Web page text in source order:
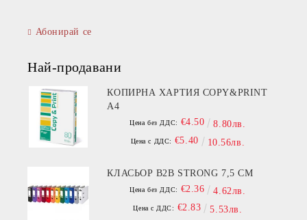
Абонирай се
Най-продавани
КОПИРНА ХАРТИЯ COPY&PRINT
A4
Цена без ДДС: €4.50 8.80лв.
Цена с ДДС: €5.40 10.56лв.
КЛАСЬОР B2B STRONG 7,5 СМ
Цена без ДДС: €2.36 4.62лв.
Цена с ДДС: €2.83 5.53лв.